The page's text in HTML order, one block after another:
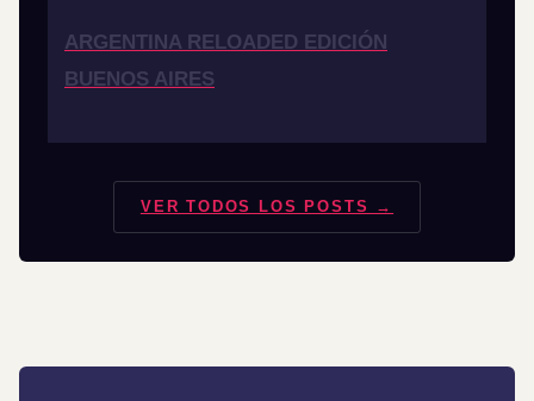
ARGENTINA RELOADED EDICIÓN
BUENOS AIRES
VER TODOS LOS POSTS →